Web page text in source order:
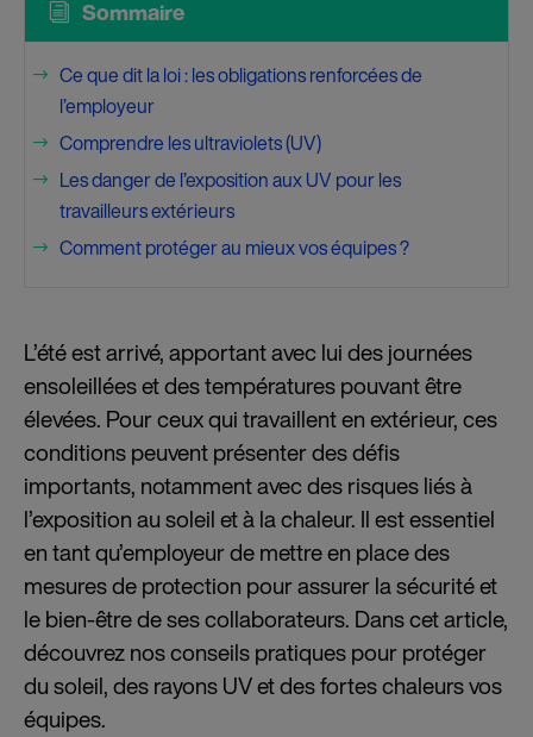
i Sommaire
$
Ce que dit la loi : les obligations renforcées de
l’employeur
$ Comprendre les ultraviolets (UV)
$
Les danger de l’exposition aux UV pour les
travailleurs extérieurs
$ Comment protéger au mieux vos équipes ?
L’été est arrivé, apportant avec lui des journées
ensoleillées et des températures pouvant être
élevées. Pour ceux qui travaillent en extérieur, ces
conditions peuvent présenter des défis
importants, notamment avec des risques liés à
l’exposition au soleil et à la chaleur. Il est essentiel
en tant qu’employeur de mettre en place des
mesures de protection pour assurer la sécurité et
le bien-être de ses collaborateurs. Dans cet article,
découvrez nos conseils pratiques pour protéger
du soleil, des rayons UV et des fortes chaleurs vos
équipes.